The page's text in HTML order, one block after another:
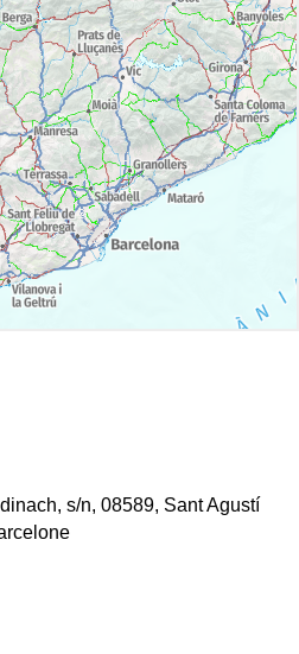
s/n, 08589, Sant Agustí